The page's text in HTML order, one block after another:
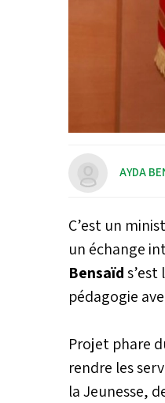
AYDA
C’est un
un échange
Bensaïd
pédagogie
Projet phare
rendre les
la Jeunesse,